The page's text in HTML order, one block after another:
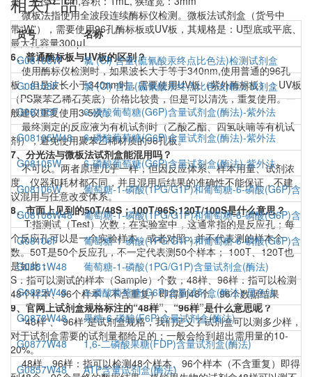
微板法指使用全波段连续酶标仪检测。微板法试剂盒（货号中
带“W”），需要使用96孔酶标板或UV板，其规格是：U型底或平底、
最大孔容量300μL
6、普通酶标板与UV板的区别？
使用酶标仪检测时，如果波长大于等于340nm,使用普通的96孔
板；但是波长小于340nm时，需要使用UV板（紫外酶标板）；UV板
（PS聚苯乙稀石英底）价格比较贵，但是可以清洗，重复使用。一
般建议重复使用3-5次；
最终测定的反应液为有机试剂时（乙酸乙酯、四氢呋喃等有机试
剂），避免使用聚苯乙稀材质的96孔板。
7、分光法与微板法试剂盒能混用吗？
不可以。两者原理几乎一样，但因反应体系、样本用量、试剂浓
度、仪器和耗材都不同，并且混用后结果的准确性不能保证，不建
议混用与任意改变体系。
8、市面上见到的50T/48S；100T/96S;120T/100S是什么意思？
T:指测试（Test）次数；在实验室中，这通常指的是反应孔；每
个反应孔可以是一个实验样本，或者对照；并不代表测的样本个
数。50T是50个反应孔，不一定代表测50个样本； 100T、120T也
是如此；
S：指可以测试的样本（Sample）个数；48样、96样：指可以检测
48个样本、96个样本（不含重复）即得到48个、96个数据结果
9、官网上试剂盒规格标注的“48样”、“96样”是什么意思呢？
“48样”、“96样”是试剂盒规格，我们定义了试剂盒可以测多少样，
对于试剂盒需要的试剂量都给足的；一般会给到超出需用量的10-
20%。
48样、96样：指可以检测48个样本、96个样本（不含重复）即得
货号
名称
G08108W
氯 (Cl) 含量(硫氰酸汞终点比色法)检测试剂盒
G08108F
氯 (Cl) 含量(硫氰酸汞终点比色法)检测试剂盒
G08105F
6-磷酸葡萄糖(G6P)含量试剂盒(酶法)-紫外法
G08105W48
6-磷酸葡萄糖(G6P)含量试剂盒(酶法)-紫外法
G08105W
6-磷酸葡萄糖(G6P)含量试剂盒(酶法)-紫外法
G08106W
葡萄糖-1-磷酸(1PG/G1P)和葡萄糖-6-磷酸(G6P)含
G08106W48
葡萄糖-1-磷酸(1PG/G1P)和葡萄糖-6-磷酸(G6P)含
G08106F
葡萄糖-1-磷酸(1PG/G1P)和葡萄糖-6-磷酸(G6P)含
G0881W48
葡萄糖-1-磷酸(1PG/G1P)含量试剂盒(酶法)
G0825W48
6-磷酸葡萄糖(G6P)含量试剂盒(酶法)-显色法
G0878W48
果糖-6-磷酸(F6P)含量试剂盒(酶法)
G0877W48
1,6-二磷酸果糖(FDP)含量试剂盒(酶法)
G0857W48
ATP含量试剂盒(酶法)